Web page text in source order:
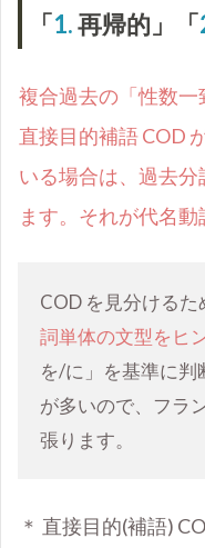
「1.再帰的」「
複合過去の「性数
直接目的補語COD
いる場合は、過去分
ます。それが代名動
COD を見分けるた
詞単体の文型をヒ
を/に」を基準に判
が多いので、フラ
張ります。
＊ 直接目的(補語)